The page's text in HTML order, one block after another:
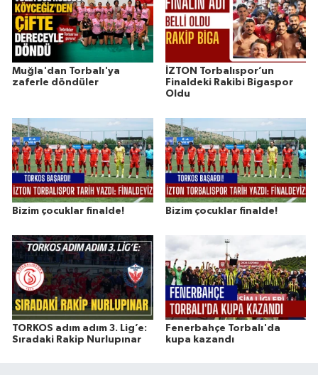
Muğla'dan Torbalı'ya
zaferle döndüler
İZTON Torbalıspor’un
Finaldeki Rakibi Bigaspor
Oldu
Bizim çocuklar finalde! Bizim çocuklar finalde!
TORKOS adım adım 3. Lig’e:
Sıradaki Rakip Nurlupınar
Fenerbahçe Torbalı'da
kupa kazandı